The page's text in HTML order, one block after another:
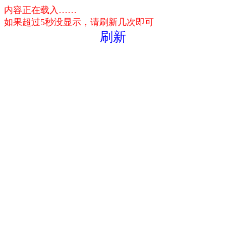
内容正在载入……
如果超过5秒没显示，请刷新几次即可
刷新